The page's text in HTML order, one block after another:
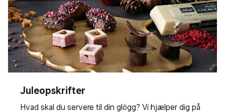
Juleopskrifter
Hvad skal du servere til din glögg? Vi hjælper dig på